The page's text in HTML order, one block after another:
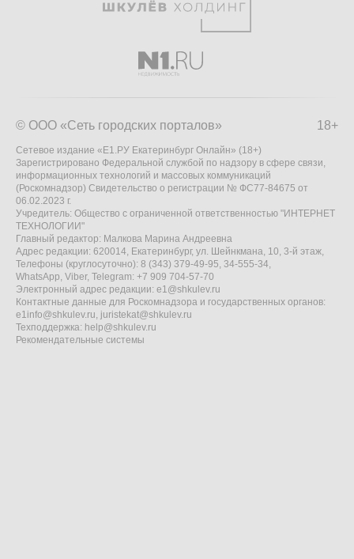
18+
© ООО «Сеть городских порталов»
Сетевое издание «Е1.РУ Екатеринбург Онлайн» (18+)
Зарегистрировано Федеральной службой по надзору в сфере связи,
информационных технологий и массовых коммуникаций
(Роскомнадзор) Свидетельство о регистрации № ФС77-84675 от
06.02.2023 г.
Учредитель: Общество с ограниченной ответственностью "ИНТЕРНЕТ
ТЕХНОЛОГИИ"
Главный редактор: Малкова Марина Андреевна
Адрес редакции: 620014, Екатеринбург, ул. Шейнкмана, 10, 3-й этаж,
Телефоны (круглосуточно): 8 (343) 379-49-95, 34-555-34,
WhatsApp, Viber, Telegram: +7 909 704-57-70
Электронный адрес редакции: e1@shkulev.ru
Контактные данные для Роскомнадзора и государственных органов:
e1info@shkulev.ru, juristekat@shkulev.ru
Техподдержка: help@shkulev.ru
Рекомендательные системы